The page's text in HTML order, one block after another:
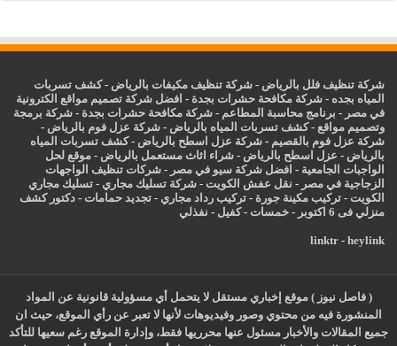
شركة تنظيف فلل بالرياض -شركة تنظيف مكيفات بالرياض -كشف تسربات
المياه بجده -شركة مكافحة حشرات بجدة - افضل شركة تصميم مواقع الكترونية
في مصر - برنامج محاسبة المطاعم -شركة مكافحة حشرات بجدة -شركة برمجة
وتصميم مواقع -كشف تسربات المياه بالرياض -شركة عزل فوم بالرياض -
شركة عزل فوم بالقصيم -شركة عزل اسطح بالرياض -كشف تسربات المياه
بالرياض - عزل اسطح بالرياض -شراء اثاث مستعمل بالرياض - موقع لحل
الواجبات الجامعية - افضل شركة سيو في مصر -شركات تنظيف الواجهات
الزجاجية في مصر - نقل عفش الكويت -شركة تسليك مجاري -تسليك مجاري
الكويت -تركيب مكينة جورة -تركيب رداد مجاري -تجديد حمامات -دكتور كشف
منزلي فى 6 اكتوبر
-خمسات -كفيل - نفذلي
linktr- heylink
( فاصل نيوز ) موقع إخباري مستقل لا يتحمل أي مسؤولية قانونية عن المواد
المنشورة فيه من محتوي وصور وفيديوهات لأنها لا تعبر عن رأي الموقع، حيث ان
جميع المقالات والأخبار مسئول عنها محرريها فقط، وإدارة الموقع رغم سعيها للتأكد